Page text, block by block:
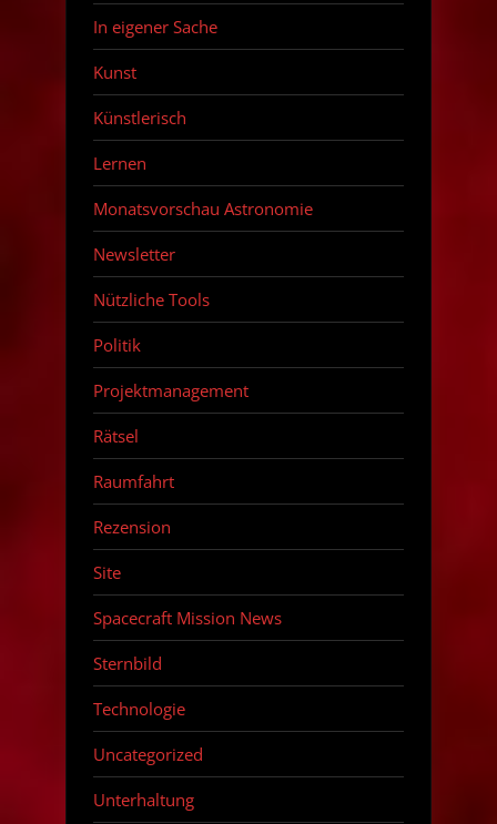
In eigener Sache
Kunst
Künstlerisch
Lernen
Monatsvorschau Astronomie
Newsletter
Nützliche Tools
Politik
Projektmanagement
Rätsel
Raumfahrt
Rezension
Site
Spacecraft Mission News
Sternbild
Technologie
Uncategorized
Unterhaltung